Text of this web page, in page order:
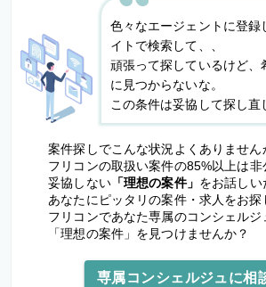
色々なエージェントに登録
イトで検索して、、
頑張って探しているけど、
に見つからないな。
この条件は妥協して探し直
案件探しでこんな状況よくありません
フリコンの取扱い案件の85%以上は非
妥協しない「理想の案件」 をお話しい
あなたにピッタリの案件・求人をお探
フリコンであなた専属のコンシェルジ
「理想の案件」を見つけませんか？
専属コンシェルジュに相